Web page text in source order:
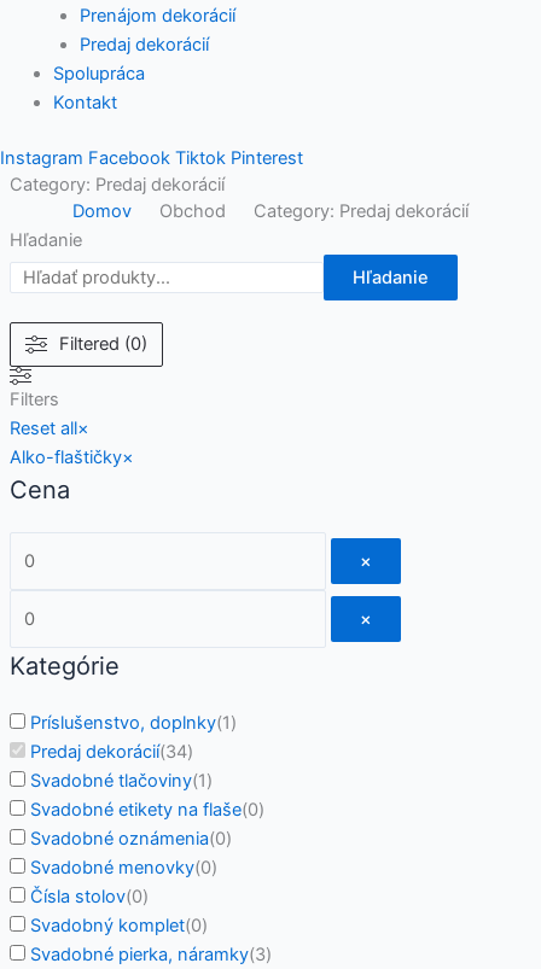
Prenájom dekorácií
Predaj dekorácií
Spolupráca
Kontakt
Instagram Facebook Tiktok Pinterest
Category: Predaj dekorácií
Domov
Obchod
Category: Predaj dekorácií
Hľadanie
Hľadanie
Filtered (0)
Filters
Reset all×
Alko-flaštičky×
Cena
×
×
Kategórie
Príslušenstvo, doplnky(1)
Predaj dekorácií(34)
Svadobné tlačoviny(1)
Svadobné etikety na flaše(0)
Svadobné oznámenia(0)
Svadobné menovky(0)
Čísla stolov(0)
Svadobný komplet(0)
Svadobné pierka, náramky(3)